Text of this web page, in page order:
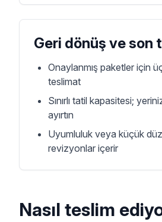
Geri dönüş ve son
Onaylanmış paketler için
teslimat
Sınırlı tatil kapasitesi;
ayırtın
Uyumluluk veya küçük
revizyonlar içerir
Nasıl teslim